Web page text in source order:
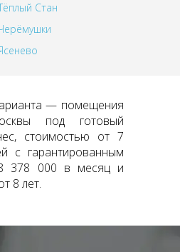
Стан
— помещения
под готовый
стоимостью от 7
с гарантированным
378 000 в месяц и
8 лет.